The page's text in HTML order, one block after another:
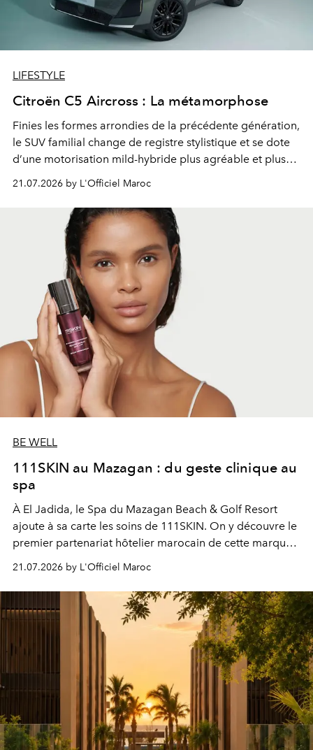
LIFESTYLE
Citroën C5 Aircross : La métamorphose
Finies les formes arrondies de la précédente génération,
le SUV familial change de registre stylistique et se dote
d’une motorisation mild-hybride plus agréable et plus
économe. à n’en pas douter, le nouveau C5 Aircross a
gagné en maturité.
21.07.2026 by L'Officiel Maroc
BE WELL
111SKIN au Mazagan : du geste clinique au
spa
À El Jadida, le Spa du Mazagan Beach & Golf Resort
ajoute à sa carte les soins de 111SKIN. On y découvre le
premier partenariat hôtelier marocain de cette marque
britannique, née dans un cabinet de chirurgie plastique
londonien et construite depuis autour d'un actif breveté,
le complexe NAC Y2™.
21.07.2026 by L'Officiel Maroc